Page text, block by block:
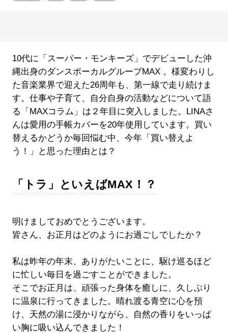
10代に「スーパー・モンキーズ」でデビューした沖
縄出身のダンスボーカルグループMAX 。様変わりし
た音楽業界で迎えた26周年も、第一線で走り続けま
す。仕事や子育て、自分自身の活動などについて語
る「MAXコラム」は２年目に突入しました。LINAさ
んは愛用の手帳カバーを20年使用しています。買い
替えるかどうか毎回悩む中、今年「買い替えよ
う！」と思った理由とは？
「トラ」といえばMAX！？
明けましておめでとうございます。
皆さん、お正月はどのようにお過ごしでしたか？
私は昨年の年末、ありがたいことに、駆け巡るほど
に忙しい毎日を過ごすことができました。
そこでお正月は、頑張った身体を癒しに、久しぶり
に温泉に行ってきました。晴れ渡る青空に心を預
け、天然の湯に浸かりながら、自然の香りをいっぱ
い胸に吸い込んできました！